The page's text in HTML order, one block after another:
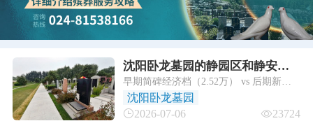
沈阳卧龙墓园的静园区和静安园
哪个更好？
早期简碑经济档（2.52万） vs 后期新排
中端档（2.88万起）的取舍，不是"哪个
风水更好"——俩园在同一卧龙山扇面
上，山向、日照、龙脉底盘是共享的，差
沈阳卧龙墓园
2026-07-06
23724